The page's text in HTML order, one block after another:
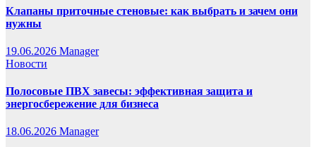
Клапаны приточные стеновые: как выбрать и зачем они
нужны
19.06.2026 Manager
Новости
Полосовые ПВХ завесы: эффективная защита и
энергосбережение для бизнеса
18.06.2026 Manager